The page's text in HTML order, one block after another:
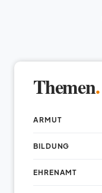
Themen.
ARMUT
BILDUNG
EHRENAMT